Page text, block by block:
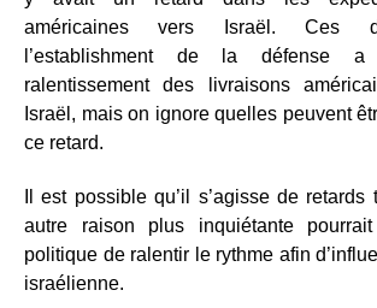
américaines vers Israël. Ces
l’establishment de la défense a
ralentissement des livraisons
Israël, mais on ignore quelles peuvent
ce retard.
Il est possible qu’il s’agisse de
autre raison plus inquiétante pourrait
politique de ralentir le rythme afin
israélienne.